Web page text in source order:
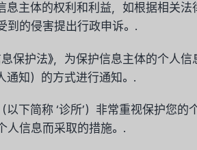
息主体的权利和利益，如根据相关
到的侵害提出行政申诉。.
息保护法》，为保护信息主体的个
通知）的方式进行通知。.
以下简称 ‘诊所’）非常重视保护您
人信息而采取的措施。.